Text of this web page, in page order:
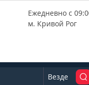
Ежедневно с
м. Кривой Рог
Везде